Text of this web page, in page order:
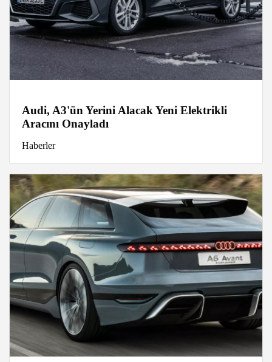
Audi, A3'ün Yerini Alacak Yeni Elektrikli
Aracını Onayladı
Haberler